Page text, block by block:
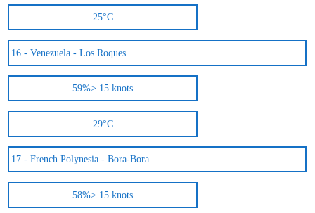
25°C
16 -Venezuela - Los Roques
59%> 15 knots
29°C
17 -French Polynesia - Bora-Bora
58%> 15 knots